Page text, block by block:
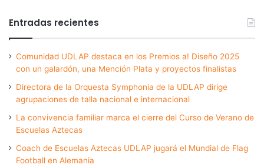
Entradas recientes
Comunidad UDLAP destaca en los Premios a! Diseño 2025
con un galardón, una Mención Plata y proyectos finalistas
Directora de la Orquesta Symphonia de la UDLAP dirige
agrupaciones de talla nacional e internacional
La convivencia familiar marca el cierre del Curso de Verano de
Escuelas Aztecas
Coach de Escuelas Aztecas UDLAP jugará el Mundial de Flag
Football en Alemania